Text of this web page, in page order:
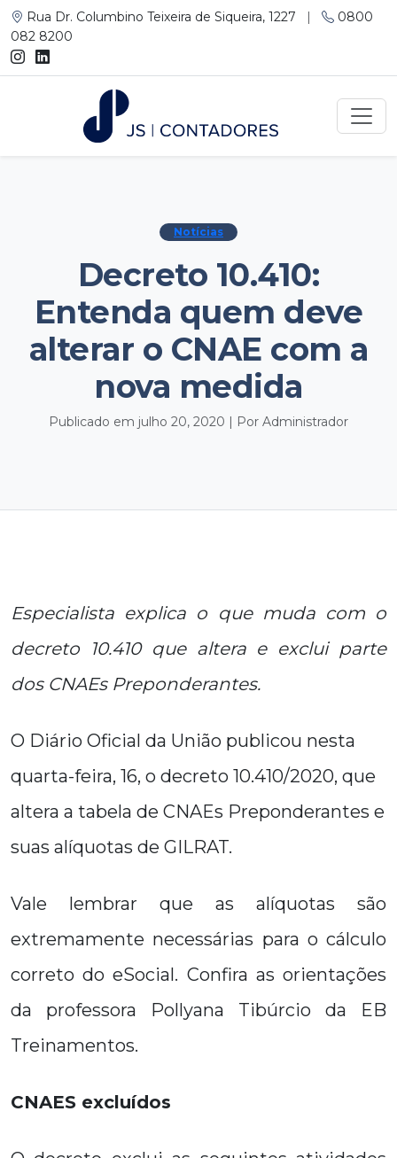
Rua Dr. Columbino Teixeira de Siqueira, 1227 |
0800
082 8200
Notícias
Decreto 10.410:
Entenda quem deve
alterar o CNAE com a
nova medida
Publicado em julho 20, 2020 | Por Administrador
Especialista explica o que muda com o
decreto 10.410 que altera e exclui parte
dos CNAEs Preponderantes.
O Diário Oficial da União publicou nesta
quarta-feira, 16, o decreto 10.410/2020, que
altera a tabela de CNAEs Preponderantes e
suas alíquotas de GILRAT.
Vale lembrar que as alíquotas são
extremamente necessárias para o cálculo
correto do eSocial. Confira as orientações
da professora Pollyana Tibúrcio da EB
Treinamentos.
CNAES excluídos